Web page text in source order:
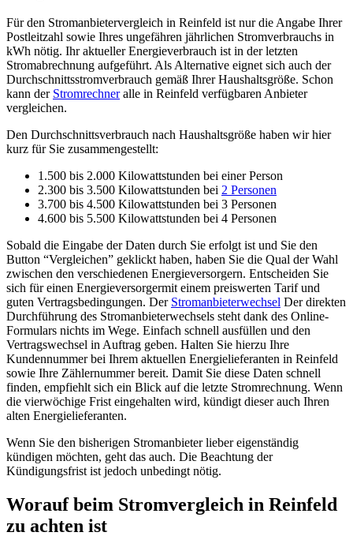
Für den Stromanbietervergleich in Reinfeld ist nur die Angabe Ihrer
Postleitzahl sowie Ihres ungefähren jährlichen Stromverbrauchs in
kWh nötig. Ihr aktueller Energieverbrauch ist in der letzten
Stromabrechnung aufgeführt. Als Alternative eignet sich auch der
Durchschnittsstromverbrauch gemäß Ihrer Haushaltsgröße. Schon
kann der Stromrechneralle in Reinfeld verfügbaren Anbieter
vergleichen.
Den Durchschnittsverbrauch nach Haushaltsgröße haben wir hier
kurz für Sie zusammengestellt:
1.500 bis 2.000 Kilowattstunden bei einer Person
2.300 bis 3.500 Kilowattstunden bei 2 Personen
3.700 bis 4.500 Kilowattstunden bei 3 Personen
4.600 bis 5.500 Kilowattstunden bei 4 Personen
Sobald die Eingabe der Daten durch Sie erfolgt ist und Sie den
Button “Vergleichen” geklickt haben, haben Sie die Qual der Wahl
zwischen den verschiedenen Energieversorgern. Entscheiden Sie
sich für einen Energieversorgermit einem preiswerten Tarif und
guten Vertragsbedingungen. Der Stromanbieterwechsel Der direkten
Durchführung des Stromanbieterwechsels steht dank des Online-
Formulars nichts im Wege. Einfach schnell ausfüllen und den
Vertragswechsel in Auftrag geben. Halten Sie hierzu Ihre
Kundennummer bei Ihrem aktuellen Energielieferanten in Reinfeld
sowie Ihre Zählernummer bereit. Damit Sie diese Daten schnell
finden, empfiehlt sich ein Blick auf die letzte Stromrechnung. Wenn
die vierwöchige Frist eingehalten wird, kündigt dieser auch Ihren
alten Energielieferanten.
Wenn Sie den bisherigen Stromanbieter lieber eigenständig
kündigen möchten, geht das auch. Die Beachtung der
Kündigungsfrist ist jedoch unbedingt nötig.
Worauf beim Stromvergleich in Reinfeld
zu achten ist